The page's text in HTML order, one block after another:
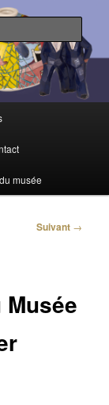
de
musée
Suivant →